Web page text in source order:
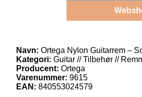
Navn: Ortega Nylon Guitarrem –
Kategori: Guitar // Tilbehør //
Producent: Ortega
Varenummer: 9615
EAN: 840553024579